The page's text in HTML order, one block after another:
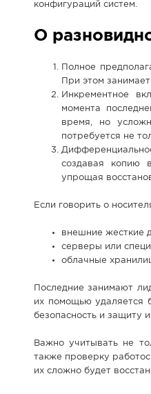
конфигураций систем.
О
Полное
При этом
Инкрементное
момента
время, но
потребуется не
создавая копию
упрощая
Если говорить о
внешние жесткие
серверы или
облачные
Последние занимают
их помощью удаляется
безопасность и защиту
Важно учитывать не
также проверку
их сложно будет